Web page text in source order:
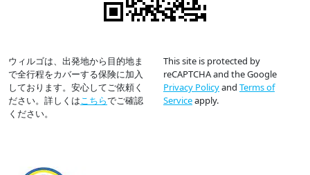
ウィルゴは、出発地から目的地ま
で全行程をカバーする保険に加入
しております。安心してご依頼く
ださい。詳しくはこちらでご確認
ください。
This site is protected by
reCAPTCHA and the Google
Privacy Policyand Terms of
Serviceapply.